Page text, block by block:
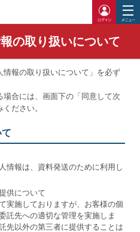
ログイ
の取り扱いについて
報の取り扱いについて」を必ず
合には、画面下の「同意して次
ださい。
情報は、資料発送のために利用し
供について
実施しておりますが、お客様の個
託先への適切な管理を実施しま
先以外の第三者に提供することは